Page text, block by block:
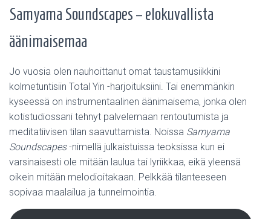
Samyama Soundscapes – elokuvallista
äänimaisemaa
Jo vuosia olen nauhoittanut omat taustamusiikkini
kolmetuntisiin Total Yin -harjoituksiini. Tai enemmänkin
kyseessä on instrumentaalinen äänimaisema, jonka olen
kotistudiossani tehnyt palvelemaan rentoutumista ja
meditatiivisen tilan saavuttamista. Noissa Samyama
Soundscapes-nimellä julkaistuissa teoksissa kun ei
varsinaisesti ole mitään laulua tai lyriikkaa, eikä yleensä
oikein mitään melodioitakaan. Pelkkää tilanteeseen
sopivaa maalailua ja tunnelmointia.